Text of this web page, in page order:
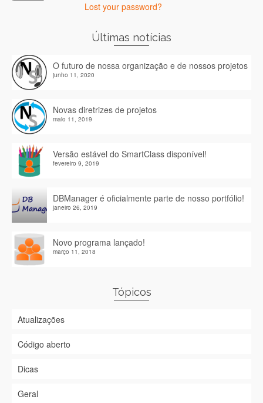
Lost your password?
Últimas notícias
O futuro de nossa organização e de nossos projetos
junho 11, 2020
Novas diretrizes de projetos
maio 11, 2019
Versão estável do SmartClass disponível!
fevereiro 9, 2019
DBManager é oficialmente parte de nosso portfólio!
janeiro 26, 2019
Novo programa lançado!
março 11, 2018
Tópicos
Atualizações
Código aberto
Dicas
Geral